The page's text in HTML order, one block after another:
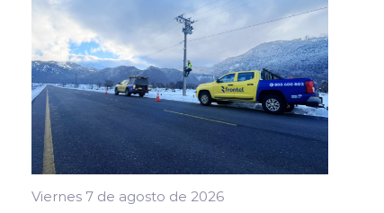
Viernes 7 de agosto de 2026